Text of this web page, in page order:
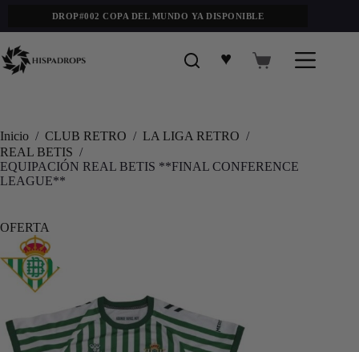
DROP#002 COPA DEL MUNDO YA DISPONIBLE
♥
Inicio / CLUB RETRO / LA LIGA RETRO /
REAL BETIS /
EQUIPACIÓN REAL BETIS **FINAL CONFERENCE
LEAGUE**
OFERTA